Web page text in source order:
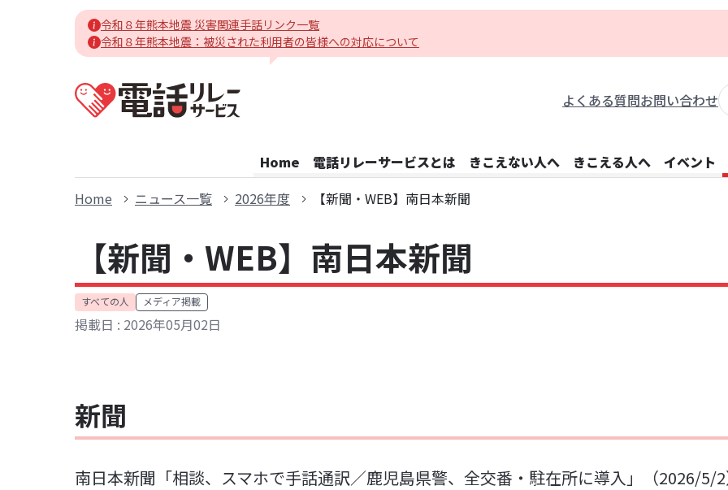
令和８年熊本地震 災害関連手話リンク一覧
令和８年熊本地震：被災された利用者の皆様への対応について
電話リレーサービスホーム よくある質問お問い合わせ
Home 電話リレーサービスとは きこえない人へ きこえる人へ イベント
Home
ニュース一覧 2026年度 【新聞・WEB】南日本新聞
【新聞・WEB】南日本新聞
対象:
すべての人 カテゴリ:
メディア掲載
掲載日 : 2026年05月02日
新聞
南日本新聞「相談、スマホで手話通訳／鹿児島県警、全交番・駐在所に導入 」（2026/5/2